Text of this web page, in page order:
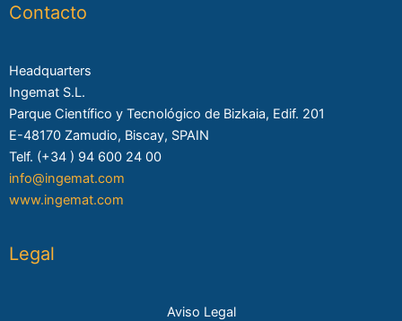
Contacto
Headquarters
Ingemat S.L.
Parque Científico y Tecnológico de Bizkaia, Edif. 201
E-48170 Zamudio, Biscay, SPAIN
Telf. (+34 ) 94 600 24 00
info@ingemat.com
www.ingemat.com
Legal
Aviso Legal